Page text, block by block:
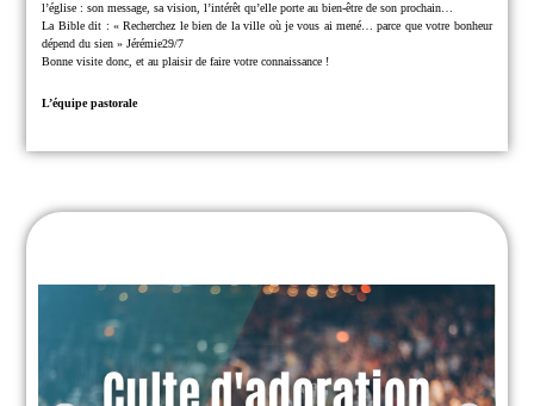
l’église : son message, sa vision, l’intérêt qu’elle porte au bien-être de son prochain…
La Bible dit : « Recherchez le bien de la ville où je vous ai mené… parce quevotre bonheur
dépend du sien » Jérémie29/7
Bonne visite donc, et au plaisir de faire votre connaissance !
L’équipe pastorale